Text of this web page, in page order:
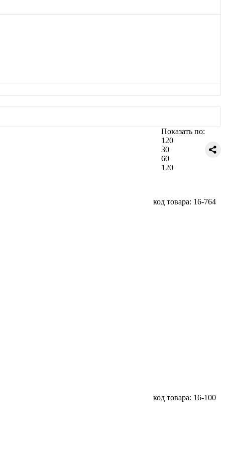
Показать по:
120
30
60
120
код товара: 16-764
код товара: 16-100